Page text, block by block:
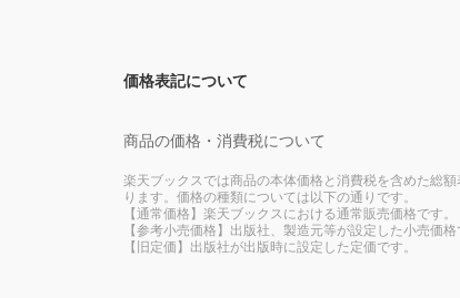
価格表記について
商品の価格・消費税について
楽天ブックスでは商品の本体価格と消費税を含めた総額
ります。価格の種類については以下の通りです。
【通常価格】楽天ブックスにおける通常販売価格です。
【参考小売価格】出版社、製造元等が設定した小売価格
【旧定価】出版社が出版時に設定した定価です。